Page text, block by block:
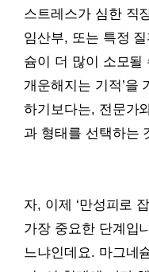
스트레스가 심한 직
임산부, 또는 특정
슘이 더 많이 소모될
개운해지는 기적’을
하기보다는, 전문가
과 형태를 선택하는
자, 이제 ‘만성피로
가장 중요한 단계입
느냐인데요. 마그네